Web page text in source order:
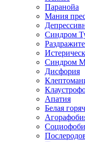
Паранойа
Мания
Синдром
Синдром
Дисфория
Апатия
Белая